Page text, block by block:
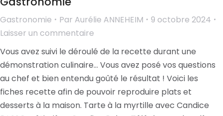
Gastronomie Par Aurélie ANNEHEIM
9 octobre 2024
Laisser un commentaire
Vous avez suivi le déroulé de la recette durant une
démonstration culinaire… Vous avez posé vos questions
au chef et bien entendu goûté le résultat ! Voici les
fiches recette afin de pouvoir reproduire plats et
desserts à la maison. Tarte à la myrtille avec Candice